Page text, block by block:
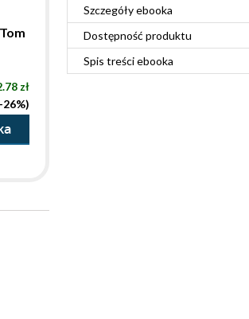
Szczegółyebooka
Dostępność produktu
Spis treściebooka
zł
26%)